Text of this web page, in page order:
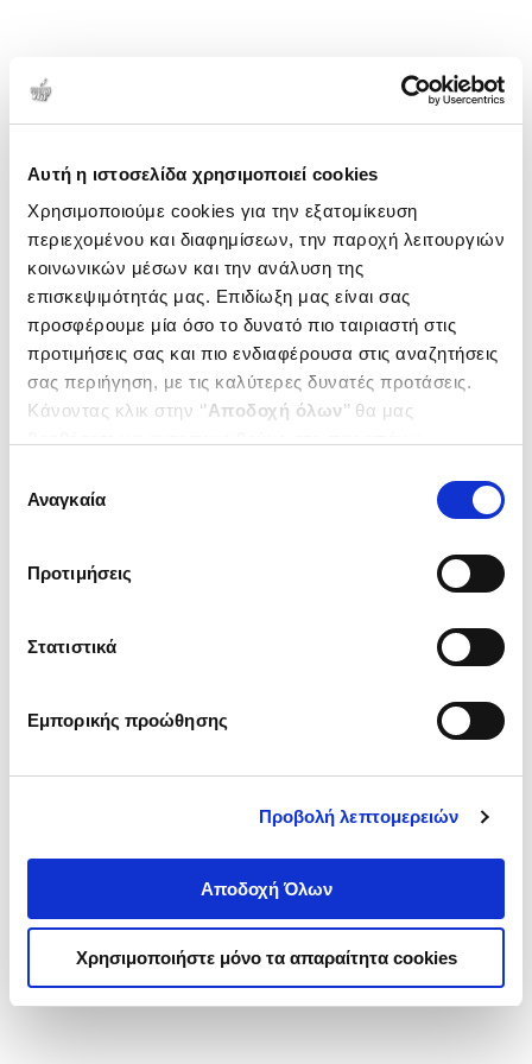
Αυτή η ιστοσελίδα χρησιμοποιεί cookies
Χρησιμοποιούμε cookies για την εξατομίκευση
περιεχομένου και διαφημίσεων, την παροχή λειτουργιών
κοινωνικών μέσων και την ανάλυση της
επισκεψιμότητάς μας. Επιδίωξη μας είναι σας
προσφέρουμε μία όσο το δυνατό πιο ταιριαστή στις
προτιμήσεις σας και πιο ενδιαφέρουσα στις αναζητήσεις
σας περιήγηση, με τις καλύτερες δυνατές προτάσεις.
Κάνοντας κλικ στην ‘’Αποδοχή όλων’’ θα μας
ενδιαφέρουν και να επιλέξετε από τα παρακάτω με την
΄΄και να ενημερωθείτε σχετικά με
συγκατάθεσης
Αναγκαία
Προτιμήσεις
Στατιστικά
Εμπορικής προώθησης
Προβολή λεπτομερειών
Αποδοχή Όλων
Χρησιμοποιήστε μόνο τα απαραίτητα cookies